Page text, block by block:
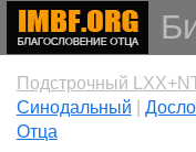
Подстрочный
Cинодальный
Отца